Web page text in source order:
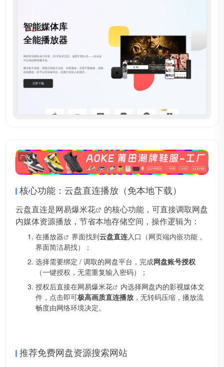
# 影视库
# 播放器
# 电影刮削
# 电视剧刮削
# 电视播放器
# 网易Filmly
# 网易爆米花
# 网盘播放器
# 网络刮削
# 视频播放器 # 豆瓣刮削
广告
核心功能：云盘直连播放（免本地下载）
云盘直连是网易爆米花
的核心功能，可直接调取网盘
内媒体资源播放，节省本地存储空间，操作逻辑为：
在播放器 界面找到云盘直连入口（网页端内嵌功能，
界面简洁易找）；
选择需要绑定 / 调取的网盘平台，完成网盘账号授权
（一键授权，无需重复输入密码）；
授权后直接在网易爆米花
内选择网盘内的影视媒体文
件，点击即可极高画质直连播放 ，无转码压缩，播放流
畅度由网络环境决定。
推荐免费网盘资源搜索网站